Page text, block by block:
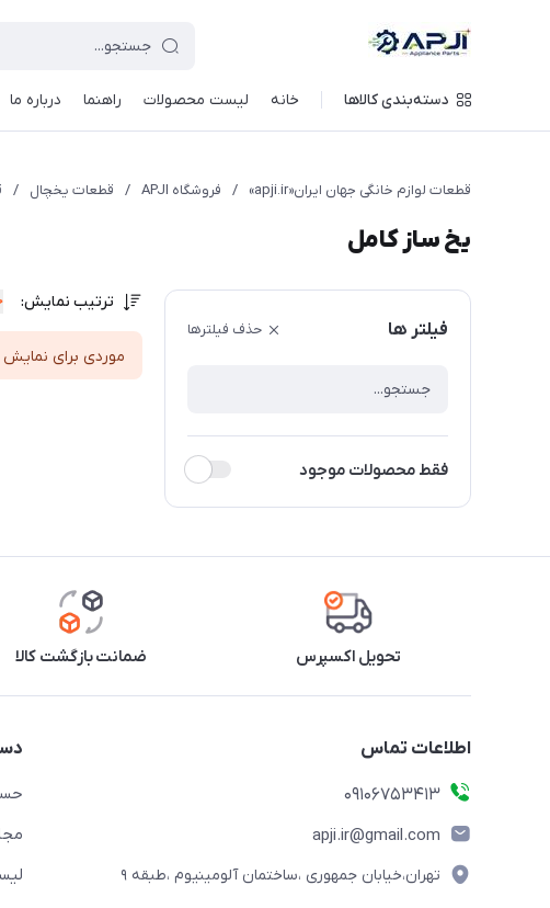
دسته‌بندی کالاها خانه لیست محصولات راهنما درباره ما
قطعات لوازم خانگی جهان ایران«apji.ir» / فروشگاه APJI / قطعات یخچال /
یخ ساز کامل
فیلتر ها حذف فیلترها
فقط محصولات موجود
ترتیب نمایش:
موردی برای نمایش
تحویل اکسپرس ضمانت بازگشت کالا
اطلاعات تماس
09106753413
apji.ir@gmail.com
تهران،خیابان جمهوری ،ساختمان آلومینیوم ،طبقه ۹